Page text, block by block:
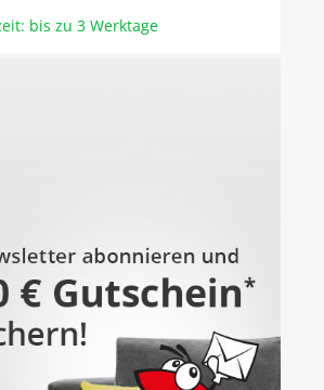
bis zu 3 Werktage